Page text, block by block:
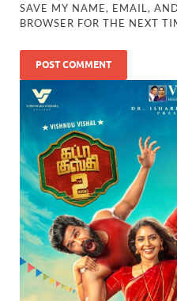
SAVE MY NAME, EMAIL,
BROWSER FOR THE NEXT